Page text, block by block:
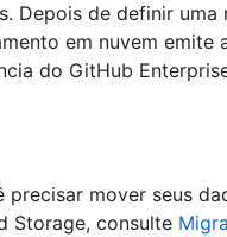
Depois de definir uma
em nuvem emite
do GitHub
mover seus
Storage, consulte